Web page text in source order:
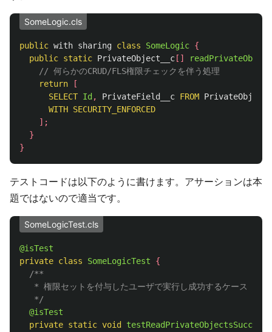
SomeLogic.cls
public with sharing class SomeLogic {
public static PrivateObject__c []
// 何らかのCRUD/FLS権限チェックを伴う処理
return
[
SELECT Id , PrivateField__c FROM
WITH SECURITY_ENFORCED
];
}
}
テストコードは以下のように書けます。アサーションは本
題ではないので適当です。
SomeLogicTest.cls
@isTest
private class SomeLogicTest
{
/**
   * 権限セットを付与したユーザで実行し成功するケース
   */
@isTest
private static void testReadPrivateObjectsSuccess